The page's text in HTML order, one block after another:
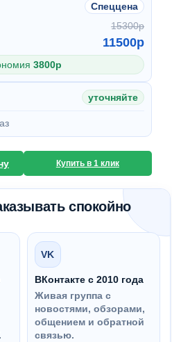
Спеццена
15300p
11500p
3800p
уточняйте
Купить в 1 клик
спокойно
VK
ВКонтакте с 2010 года
Живая группа с
новостями, обзорами,
общением и обратной
связью.